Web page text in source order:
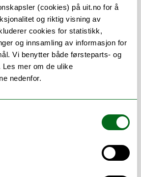
(cookies) på uit.no for å
og riktig visning av
cookies for statistikk,
og innsamling av informasjon for
Vi benytter både førsteparts- og
mer om de ulike
nedenfor.
rapportering,
økonomisk oppfølging og
Hovedsaklig
for klinisk medisin
component